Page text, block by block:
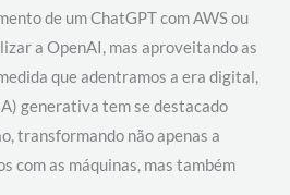
de um ChatGPT com AWS ou
a OpenAI, mas aproveitando as
que adentramos a era digital,
generativa tem se destacado
transformando não apenas a
com as máquinas, mas também